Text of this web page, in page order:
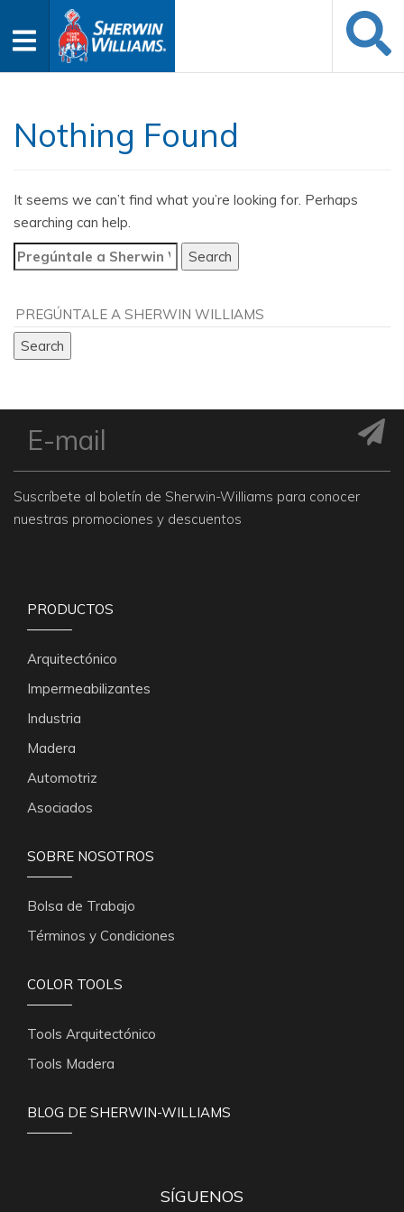
Nothing Found
It seems we can’t find what you’re looking for. Perhaps
searching can help.
Search
for:
Suscríbete al boletín de Sherwin-Williams para conocer
nuestras promociones y descuentos
PRODUCTOS
Arquitectónico
Impermeabilizantes
Industria
Madera
Automotriz
Asociados
SOBRE NOSOTROS
Bolsa de Trabajo
Términos y Condiciones
COLOR TOOLS
Tools Arquitectónico
Tools Madera
BLOG DE SHERWIN-WILLIAMS
SÍGUENOS